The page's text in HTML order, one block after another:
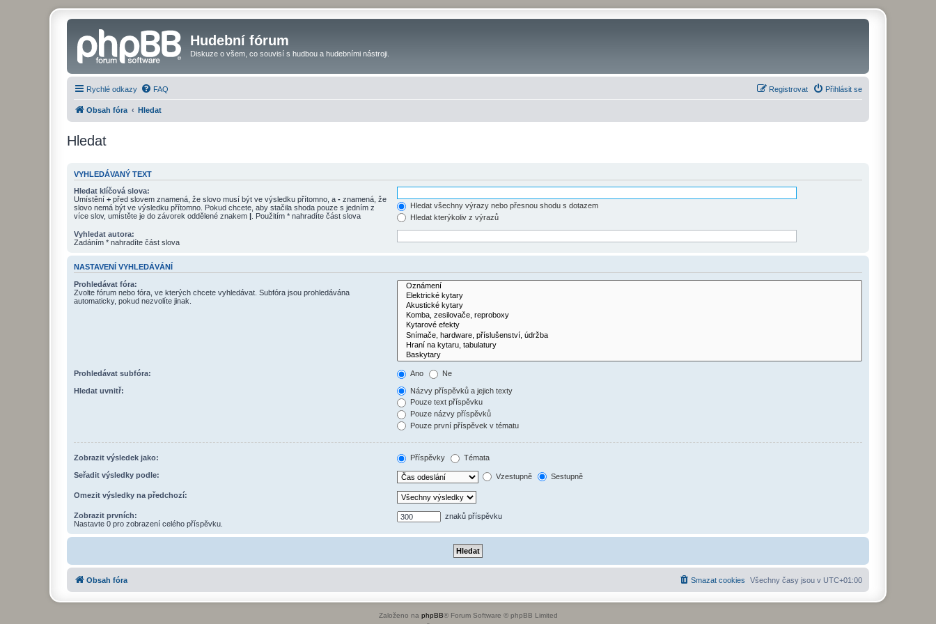
Hudební fórum
Diskuze o všem, co souvisí s hudbou a hudebními nástroji.
Rychlé odkazy FAQ Přihlásit se
Registrovat
Obsah fóra Hledat
Hledat
VYHLEDÁVANÝ TEXT
Hledat klíčová slova:
Umístění + před slovem znamená, že slovo musí být ve výsledku přítomno, a - znamená, že
slovo nemá být ve výsledku přítomno. Pokud chcete, aby stačila shoda pouze s jedním z
více slov, umístěte je do závorek oddělené znakem | . Použitím * nahradíte část slova
Hledat všechny výrazy nebo přesnou shodu s dotazem
Hledat kterýkoliv z výrazů
Vyhledat autora:
Zadáním * nahradíte část slova
NASTAVENÍ VYHLEDÁVÁNÍ
Prohledávat fóra:
Zvolte fórum nebo fóra, ve kterých chcete vyhledávat. Subfóra jsou prohledávána
automaticky, pokud nezvolíte jinak.
Prohledávat subfóra: Ano Ne
Hledat uvnitř:
Názvy příspěvků a jejich texty
Pouze text příspěvku
Pouze názvy příspěvků
Pouze první příspěvek v tématu
Zobrazit výsledek jako: Příspěvky Témata
Seřadit výsledky podle: Vzestupně Sestupně
Omezit výsledky na předchozí:
Zobrazit prvních:
Nastavte 0 pro zobrazení celého příspěvku.
znaků příspěvku
Obsah fóra Všechny časy jsou v UTC+01:00
Smazat cookies
Založeno na phpBB® Forum Software © phpBB Limited